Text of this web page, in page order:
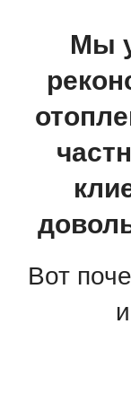
Мы
Вот